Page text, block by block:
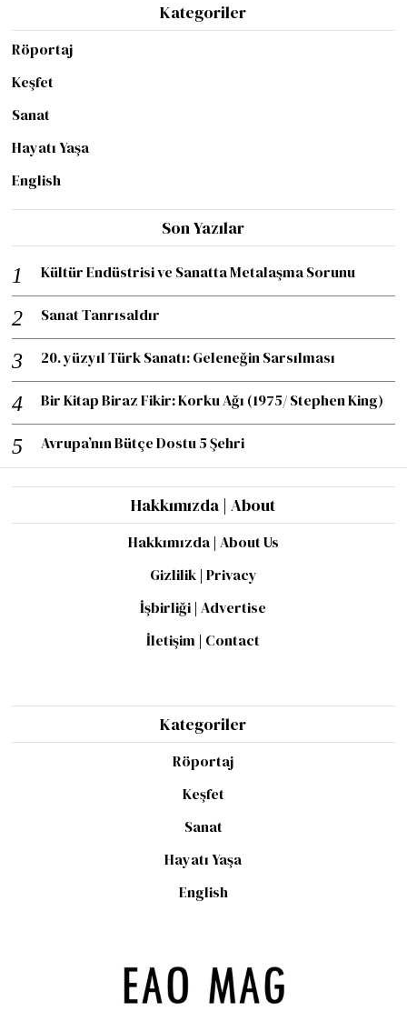
Kategoriler
Röportaj
Keşfet
Sanat
Hayatı Yaşa
English
Son Yazılar
Kültür Endüstrisi ve Sanatta Metalaşma Sorunu
Sanat Tanrısaldır
20. yüzyıl Türk Sanatı: Geleneğin Sarsılması
Bir Kitap Biraz Fikir: Korku Ağı (1975/ Stephen King)
Avrupa’nın Bütçe Dostu 5 Şehri
Hakkımızda | About
Hakkımızda | About Us
Gizlilik | Privacy
İşbirliği | Advertise
İletişim | Contact
Kategoriler
Röportaj
Keşfet
Sanat
Hayatı Yaşa
English